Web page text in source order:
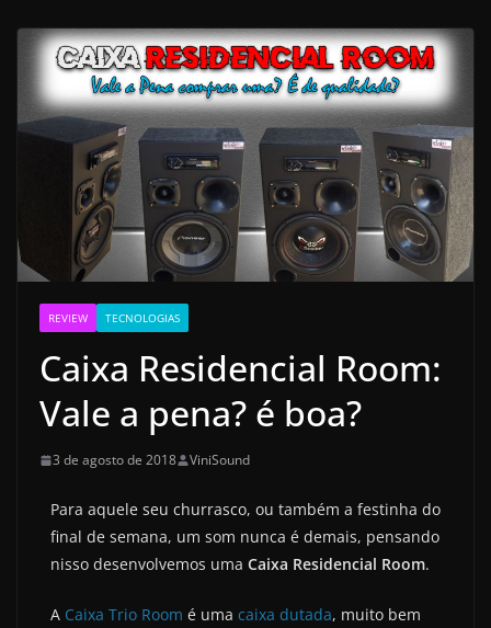
REVIEW TECNOLOGIAS
Caixa Residencial Room:
Vale a pena? é boa?
3 de agosto de 2018 ViniSound
Para aquele seu churrasco, ou também a festinha do
final de semana, um som nunca é demais, pensando
nisso desenvolvemos uma Caixa Residencial Room.
A Caixa Trio Room é uma caixa dutada, muito bem